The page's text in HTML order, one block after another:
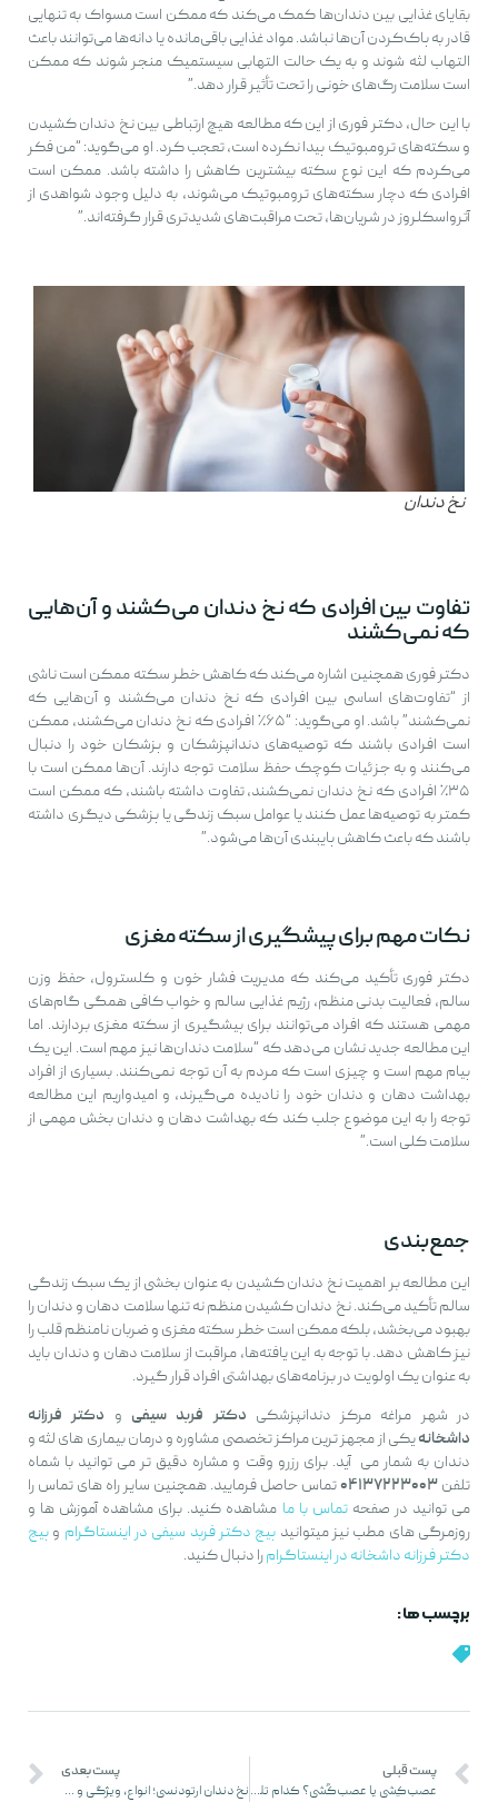
بقایای غذایی بین دندان‌ها کمک می‌کند که ممکن است مسواک به تنهایی
قادر به پاک‌کردن آن‌ها نباشد. مواد غذایی باقی‌مانده یا دانه‌ها می‌توانند باعث
التهاب لثه شوند و به یک حالت التهابی سیستمیک منجر شوند که ممکن
است سلامت رگ‌های خونی را تحت تأثیر قرار دهد.”
با این حال، دکتر فوری از این که مطالعه هیچ ارتباطی بین نخ دندان کشیدن
و سکته‌های ترومبوتیک پیدا نکرده است، تعجب کرد. او می‌گوید: “من فکر
می‌کردم که این نوع سکته بیشترین کاهش را داشته باشد. ممکن است
افرادی که دچار سکته‌های ترومبوتیک می‌شوند، به دلیل وجود شواهدی از
آترواسکلروز در شریان‌ها، تحت مراقبت‌های شدیدتری قرار گرفته‌اند.”
نخ دندان
تفاوت بین افرادی که نخ دندان می‌کشند و آن‌هایی
که نمی‌کشند
دکتر فوری همچنین اشاره می‌کند که کاهش خطر سکته ممکن است ناشی
از “تفاوت‌های اساسی بین افرادی که نخ دندان می‌کشند و آن‌هایی که
نمی‌کشند” باشد. او می‌گوید: “۶۵٪ افرادی که نخ دندان می‌کشند، ممکن
است افرادی باشند که توصیه‌های دندانپزشکان و پزشکان خود را دنبال
می‌کنند و به جزئیات کوچک حفظ سلامت توجه دارند. آن‌ها ممکن است با
۳۵٪ افرادی که نخ دندان نمی‌کشند، تفاوت داشته باشند، که ممکن است
کمتر به توصیه‌ها عمل کنند یا عوامل سبک زندگی یا پزشکی دیگری داشته
باشند که باعث کاهش پایبندی آن‌ها می‌شود.”
نکات مهم برای پیشگیری از سکته مغزی
دکتر فوری تأکید می‌کند که مدیریت فشار خون و کلسترول، حفظ وزن
سالم، فعالیت بدنی منظم، رژیم غذایی سالم و خواب کافی همگی گام‌های
مهمی هستند که افراد می‌توانند برای پیشگیری از سکته مغزی بردارند. اما
این مطالعه جدید نشان می‌دهد که “سلامت دندان‌ها نیز مهم است. این یک
پیام مهم است و چیزی است که مردم به آن توجه نمی‌کنند. بسیاری از افراد
بهداشت دهان و دندان خود را نادیده می‌گیرند، و امیدواریم این مطالعه
توجه را به این موضوع جلب کند که بهداشت دهان و دندان بخش مهمی از
سلامت کلی است.”
جمع‌بندی
این مطالعه بر اهمیت نخ دندان کشیدن به عنوان بخشی از یک سبک زندگی
سالم تأکید می‌کند. نخ دندان کشیدن منظم نه تنها سلامت دهان و دندان را
بهبود می‌بخشد، بلکه ممکن است خطر سکته مغزی و ضربان نامنظم قلب را
نیز کاهش دهد. با توجه به این یافته‌ها، مراقبت از سلامت دهان و دندان باید
به عنوان یک اولویت در برنامه‌های بهداشتی افراد قرار گیرد.
در شهر مراغه مرکز دندانپزشکی دکتر فربد سیفی و دکتر فرزانه
داشخانهیکی از مجهز ترین مراکز تخصصی مشاوره و درمان بیماری های لثه و
دندان به شمار می آید. برای رزرو وقت و مشاره دقیق تر می توانید با شماه
تلفن ۰۴۱۳۷۲۲۳۰۰۳تماس حاصل فرمایید. همچنین سایر راه های تماس را
می توانید در صفحهتماس با ما مشاهده کنید. برای مشاهده آموزش ها و
روزمرگی های مطب نیز میتوانید پیج دکتر فربد سیفی در اینستاگرام و پیج
دکتر فرزانه داشخانه در اینستاگرامرا دنبال کنید.
برچسب ها :
پست قبلی
عصب‌کِشی یا عصب‌کُشی؟ کدام تلفظ صحیح است؟
پست بعدی
نخ دندان ارتودنسی؛ انواع، ویژگی و نحوه استفاده